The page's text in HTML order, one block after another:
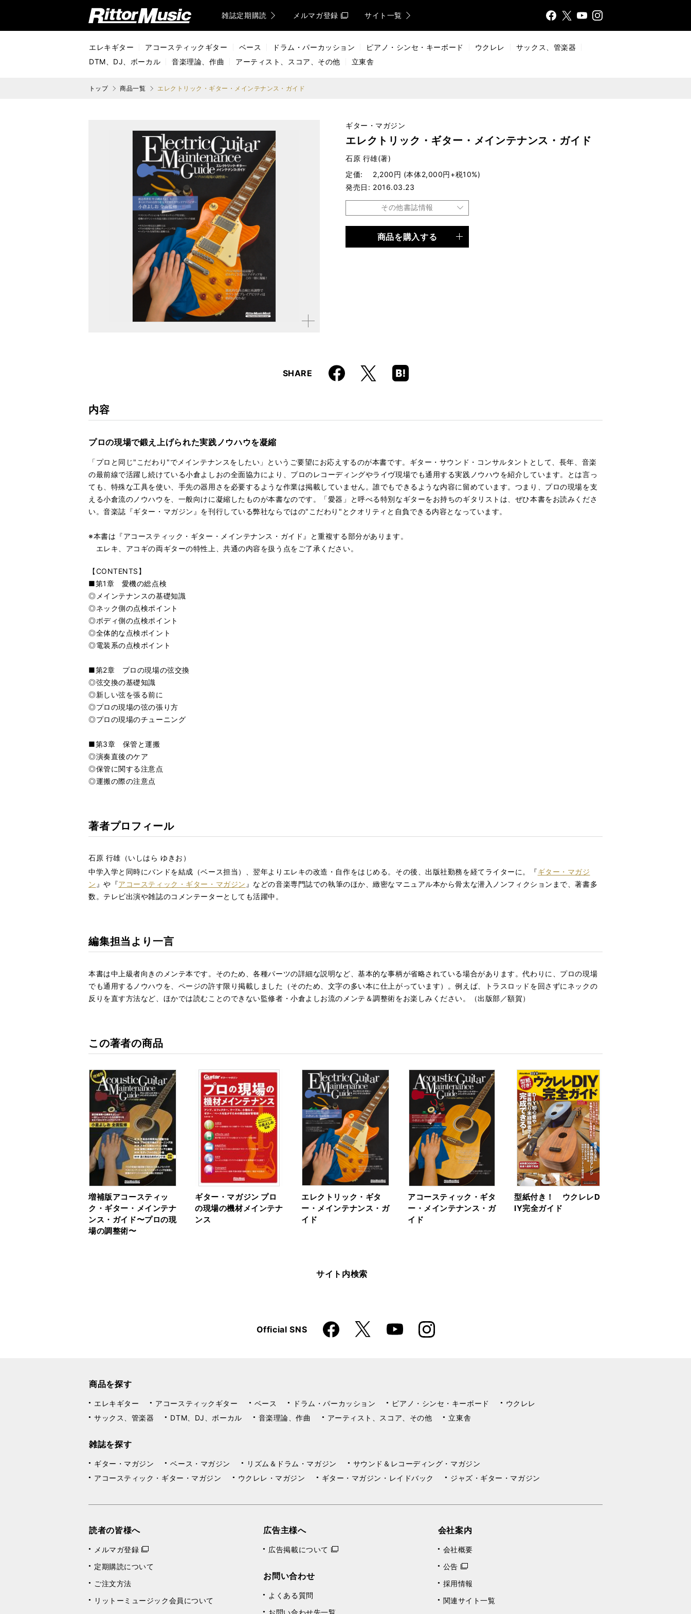
リットーミュージック (Rittor Music) 雑誌定期購読 メルマガ登録 サイト一覧
FaceX
YouTInsta
エレキギター アコースティックギター ベース ドラム・パーカッション ピアノ・シンセ・キーボード ウクレレ
サックス、管楽器
DTM、DJ、ボーカル
音楽理論、作曲 アーティスト、スコア、その他 立東舎
トップ 商品一覧 エレクトリック・ギター・メインテナンス・ガイド
拡大す
ギター・マガジン
エレクトリック・ギター・メインテナンス・ガイド
石原 行雄(著)
定価
2,200円 (本体2,000円+税10%)
発売日
2016.03.23
その他書誌情報
ムック
商品を購入する
SHARE Faceboo
k
X
Hatena
Boo
内容
プロの現場で鍛え上げられた実践ノウハウを凝縮
「プロと同じ"こだわり"でメインテナンスをしたい」というご要望にお応えするのが本書です。ギター・サウンド・コンサルタントとして、長年、音楽
の最前線で活躍し続けている小倉よしおの全面協力により、プロのレコーディングやライヴ現場でも通用する実践ノウハウを紹介しています。とは言っ
ても、特殊な工具を使い、手先の器用さを必要するような作業は掲載していません。誰でもできるような内容に留めています。つまり、プロの現場を支
える小倉流のノウハウを、一般向けに凝縮したものが本書なのです。「愛器」と呼べる特別なギターをお持ちのギタリストは、ぜひ本書をお読みくださ
い。音楽誌『ギター・マガジン』を刊行している弊社ならではの"こだわり"とクオリティと自負できる内容となっています。
※本書は『アコースティック・ギター・メインテナンス・ガイド』と重複する部分があります。
エレキ、アコギの両ギターの特性上、共通の内容を扱う点をご了承ください。
【CONTENTS】
■第1章 愛機の総点検
◎メインテナンスの基礎知識
◎ネック側の点検ポイント
◎ボディ側の点検ポイント
◎全体的な点検ポイント
◎電装系の点検ポイント
■第2章 プロの現場の弦交換
◎弦交換の基礎知識
◎新しい弦を張る前に
◎プロの現場の弦の張り方
◎プロの現場のチューニング
■第3章 保管と運搬
◎演奏直後のケア
◎保管に関する注意点
◎運搬の際の注意点
著者プロフィール
石原 行雄（いしはら ゆきお）
中学入学と同時にバンドを結成（ベース担当）、翌年よりエレキの改造・自作をはじめる。その後、出版社勤務を経てライターに。『ギター・マガジ
ン 』や『アコースティック・ギター・マガジン 』などの音楽専門誌での執筆のほか、緻密なマニュアル本から骨太な潜入ノンフィクションまで、著書多
数。テレビ出演や雑誌のコメンテーターとしても活躍中。
編集担当より一言
本書は中上級者向きのメンテ本です。そのため、各種パーツの詳細な説明など、基本的な事柄が省略されている場合があります。代わりに、プロの現場
でも通用するノウハウを、ページの許す限り掲載しました（そのため、文字の多い本に仕上がっています）。例えば、トラスロッドを回さずにネックの
反りを直す方法など、ほかでは読むことのできない監修者・小倉よしお流のメンテ＆調整術をお楽しみください。（出版部／額賀）
この著者の商品
増補版アコースティッ
ク・ギター・メインテナ
ンス・ガイド〜プロの現
場の調整術〜
ギター・マガジン プロ
の現場の機材メインテナ
ンス
エレクトリック・ギタ
ー・メインテナンス・ガ
イド
アコースティック・ギタ
ー・メインテナンス・ガ
イド
型紙付き！ ウクレレD
IY完全ガイド
サイト内検索
Official SNSFaceboo
k
X YouTube Instagra
m
商品を探す
エレキギター アコースティックギター ベース ドラム・パーカッション ピアノ・シンセ・キーボード
ウクレレ
サックス、管楽器
DTM、DJ、ボーカル 音楽理論、作曲 アーティスト、スコア、その他 立東舎
雑誌を探す
ギター・マガジン ベース・マガジン リズム＆ドラム・マガジン
サウンド＆レコーディング・マガジン
アコースティック・ギター・マガジン
ウクレレ・マガジン ギター・マガジン・レイドバック ジャズ・ギター・マガジン
読者の皆様へ
メルマガ登録
定期購読について
ご注文方法
リットーミュージック会員について
広告主様へ
広告掲載について
お問い合わせ
よくある質問
お問い合わせ先一覧
会社案内
会社概要
公告
採用情報
関連サイト一覧